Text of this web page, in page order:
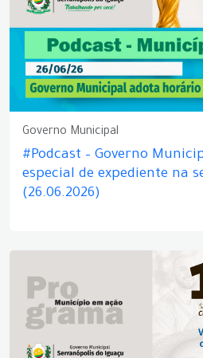
Governo Municipal
#Podcast – Governo
especial de expediente na
(26.06.2026)